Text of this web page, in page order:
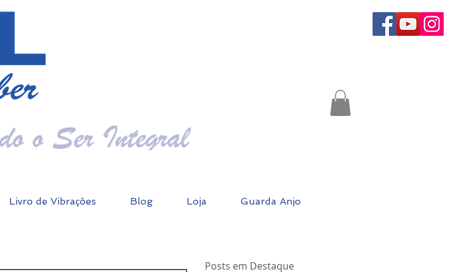
Livro de Vibrações Blog Loja Guarda Anjo
Posts em Destaque